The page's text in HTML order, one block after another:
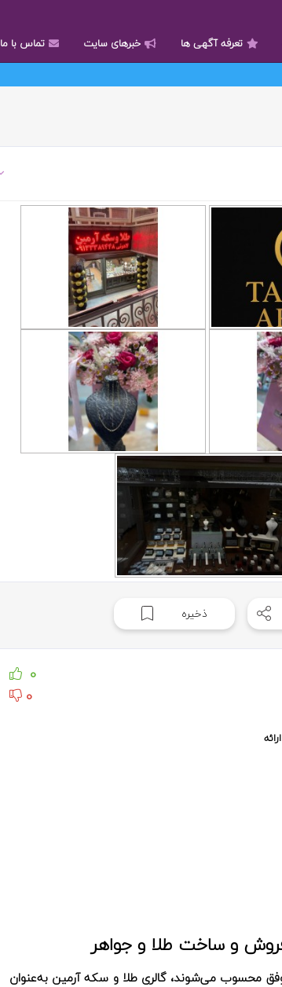
تعرفه آگهی ها خبرهای سایت
تماس با ما
ذخیره
0
0
ارائه
و ساخت طلا و جواهر
محسوب می‌شوند، گالری طلا و سکه آرمین به‌عنوان